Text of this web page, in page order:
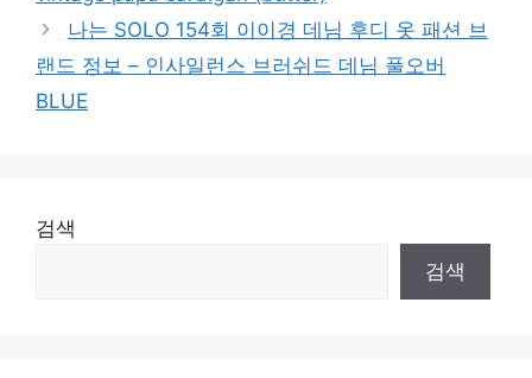
나는 SOLO 154회 이이경 데님 후디 옷 패션 브
랜드 정보 – 인사일런스 브러쉬드 데님 풀오버
BLUE
검색
검색